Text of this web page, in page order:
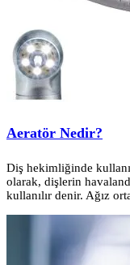
Aeratör Nedir?
Diş hekimliğinde
olarak, dişlerin
kullanılır denir. Ağız